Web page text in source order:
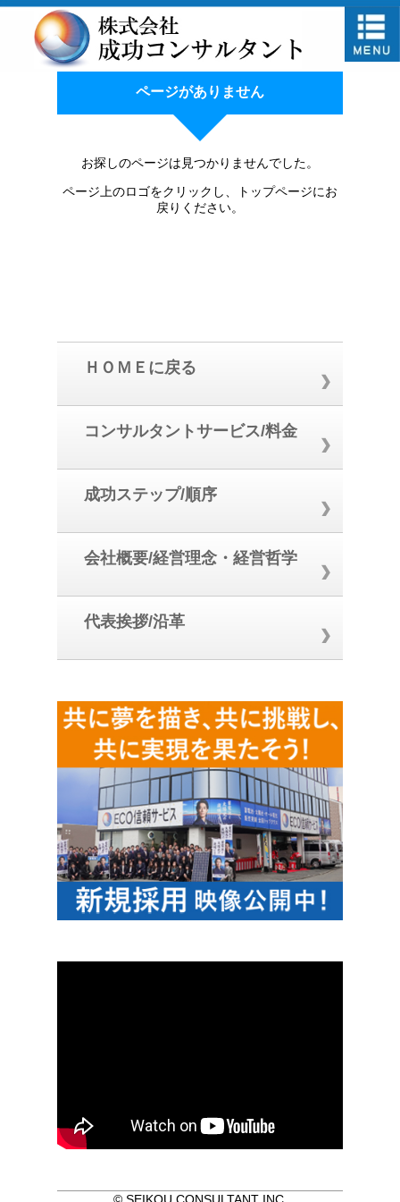
ページがありません
お探しのページは見つかりませんでした。
ページ上のロゴをクリックし、トップページにお
戻りください。
ＨＯＭＥに戻る
コンサルタントサービス/料金
成功ステップ/順序
会社概要/経営理念・経営哲学
代表挨拶/沿革